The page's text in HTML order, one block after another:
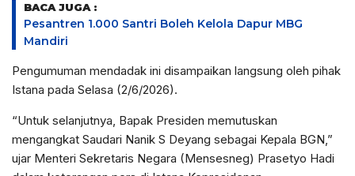
BACA JUGA :
Pesantren 1.000 Santri Boleh Kelola Dapur MBG
Mandiri
Pengumuman mendadak ini disampaikan langsung oleh pihak
Istana pada Selasa (2/6/2026).
“Untuk selanjutnya, Bapak Presiden memutuskan
mengangkat Saudari Nanik S Deyang sebagai Kepala BGN,”
ujar Menteri Sekretaris Negara (Mensesneg) Prasetyo Hadi